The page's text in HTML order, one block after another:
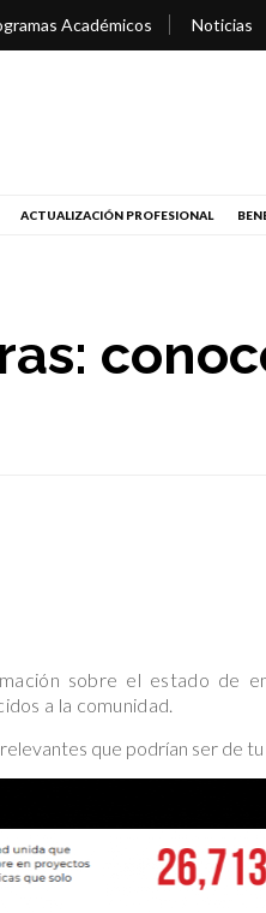
Académicos Noticias
ACTUALIZACIÓN PROFESIONAL
sobre el estado de
a la comunidad.
que podrían ser de